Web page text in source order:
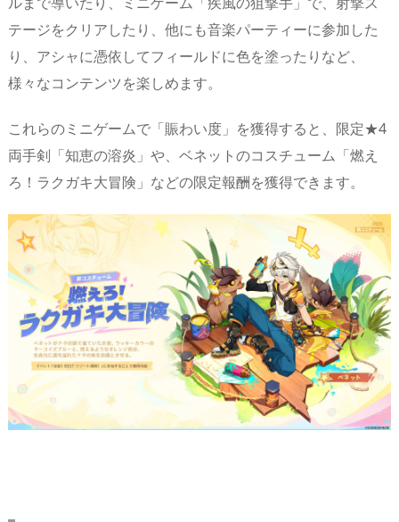
テージをクリアしたり、他にも音楽パーティーに参加した
り、アシャに憑依してフィールドに色を塗ったりなど、
様々なコンテンツを楽しめます。
これらのミニゲームで「賑わい度」を獲得すると、限定★4
両手剣「知恵の溶炎」や、ベネットのコスチューム「燃え
ろ！ラクガキ大冒険」などの限定報酬を獲得できます。